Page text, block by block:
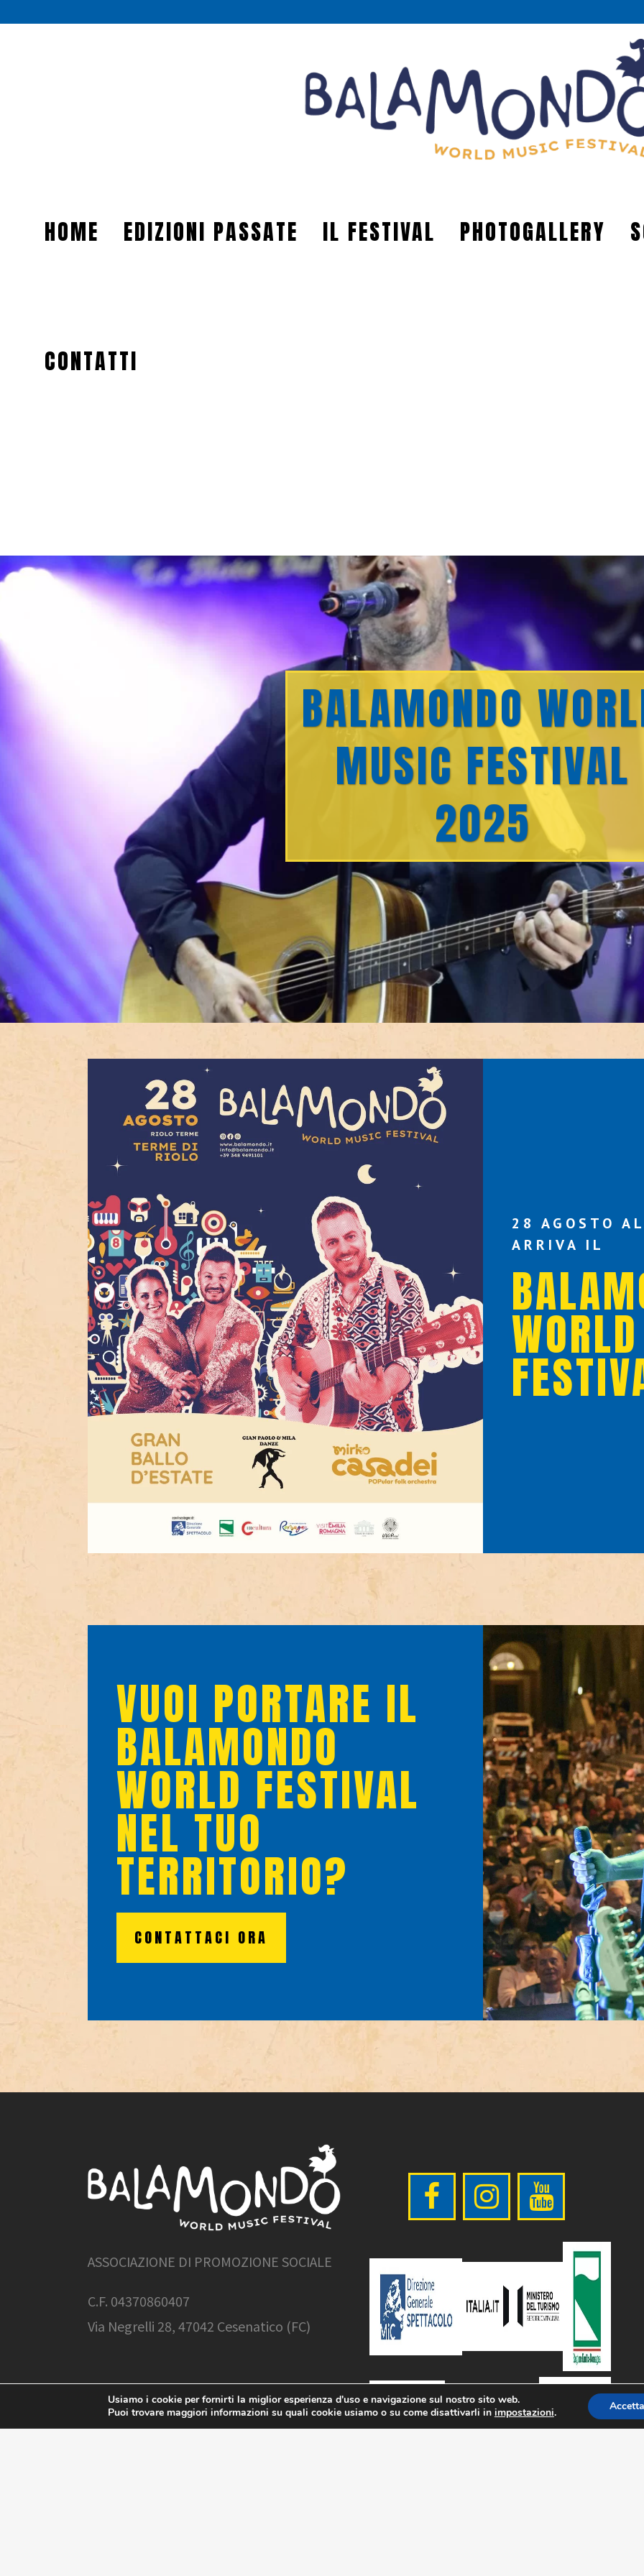
HOME EDIZIONI PASSATE IL FESTIVAL PHOTOGALLERY
CONTATTI
BALAMONDO
MUSIC FESTIVAL
2025
28 AGOSTO
ARRIVA IL
VUOI PORTARE IL
BALAMONDO
WORLD FESTIVAL
NEL TUO
TERRITORIO?
CONTATTACI ORA
ASSOCIAZIONE DI PROMOZIONE SOCIALE
C.F. 04370860407
Via Negrelli 28, 47042 Cesenatico (FC)
Usiamo i cookie per fornirti la miglior esperienza d'uso e navigazione sul nostro sito web.
Puoi trovare maggiori informazioni su quali cookie usiamo o su come disattivarli in impostazioni.